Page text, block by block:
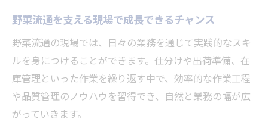
野菜流通を支える現場で成長できるチャンス
野菜流通の現場では、日々の業務を通じて実践的なスキ
ルを身につけることができます。仕分けや出荷準備、在
庫管理といった作業を繰り返す中で、効率的な作業工程
や品質管理のノウハウを習得でき、自然と業務の幅が広
がっていきます。